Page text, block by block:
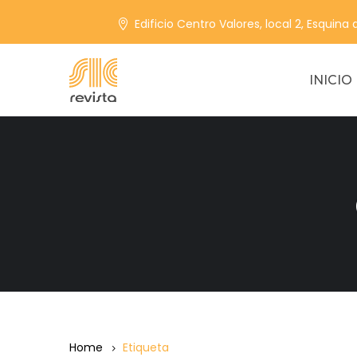
Edificio Centro Valores, local 2, Esquina
INICIO
Home Etiqueta